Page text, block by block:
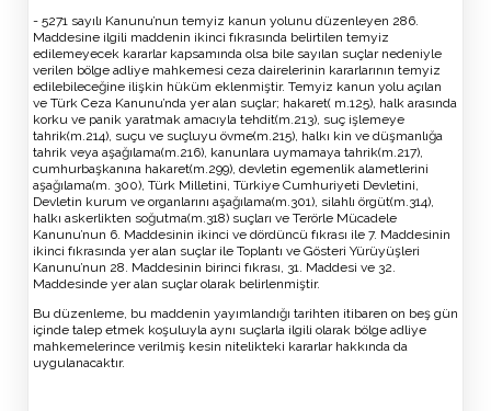
- 5271 sayılı Kanunu’nun temyiz kanun yolunu düzenleyen 286.
Maddesine ilgili maddenin ikinci fıkrasında belirtilen temyiz
edilemeyecek kararlar kapsamında olsa bile sayılan suçlar nedeniyle
verilen bölge adliye mahkemesi ceza dairelerinin kararlarının temyiz
edilebileceğine ilişkin hüküm eklenmiştir. Temyiz kanun yolu açılan
ve Türk Ceza Kanunu’nda yer alan suçlar; hakaret( m.125), halk arasında
korku ve panik yaratmak amacıyla tehdit(m.213), suç işlemeye
tahrik(m.214), suçu ve suçluyu övme(m.215), halkı kin ve düşmanlığa
tahrik veya aşağılama(m.216), kanunlara uymamaya tahrik(m.217),
cumhurbaşkanına hakaret(m.299), devletin egemenlik alametlerini
aşağılama(m. 300), Türk Milletini, Türkiye Cumhuriyeti Devletini,
Devletin kurum ve organlarını aşağılama(m.301), silahlı örgüt(m.314),
halkı askerlikten soğutma(m.318) suçları ve Terörle Mücadele
Kanunu’nun 6. Maddesinin ikinci ve dördüncü fıkrası ile 7. Maddesinin
ikinci fıkrasında yer alan suçlar ile Toplantı ve Gösteri Yürüyüşleri
Kanunu’nun 28. Maddesinin birinci fıkrası, 31. Maddesi ve 32.
Maddesinde yer alan suçlar olarak belirlenmiştir.
Bu düzenleme, bu maddenin yayımlandığı tarihten itibaren on beş gün
içinde talep etmek koşuluyla aynı suçlarla ilgili olarak bölge adliye
mahkemelerince verilmiş kesin nitelikteki kararlar hakkında da
uygulanacaktır.